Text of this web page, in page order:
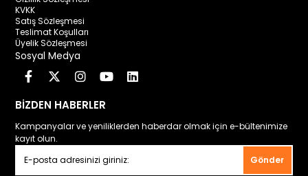
KVKK
Satış Sözleşmesi
Teslimat Koşulları
Üyelik Sözleşmesi
Sosyal Medya
BİZDEN HABERLER
Kampanyalar ve yeniliklerden haberdar olmak için e-bültenimize
kayıt olun.
Gönder